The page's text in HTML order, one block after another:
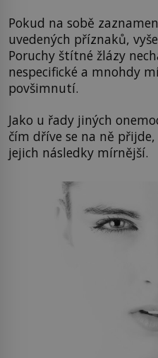
Pokud na sobě
uvedených příznaků,
Poruchy štítné žlázy
nespecifické a mnohdy
povšimnutí.
Jako u řady jiných
čím dříve se na ně
jejich následky mírnější.